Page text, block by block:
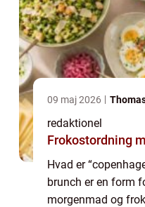
09 maj 2026
redaktionel
Frokostordning
Hvad er
brunch er en form
morgenmad og